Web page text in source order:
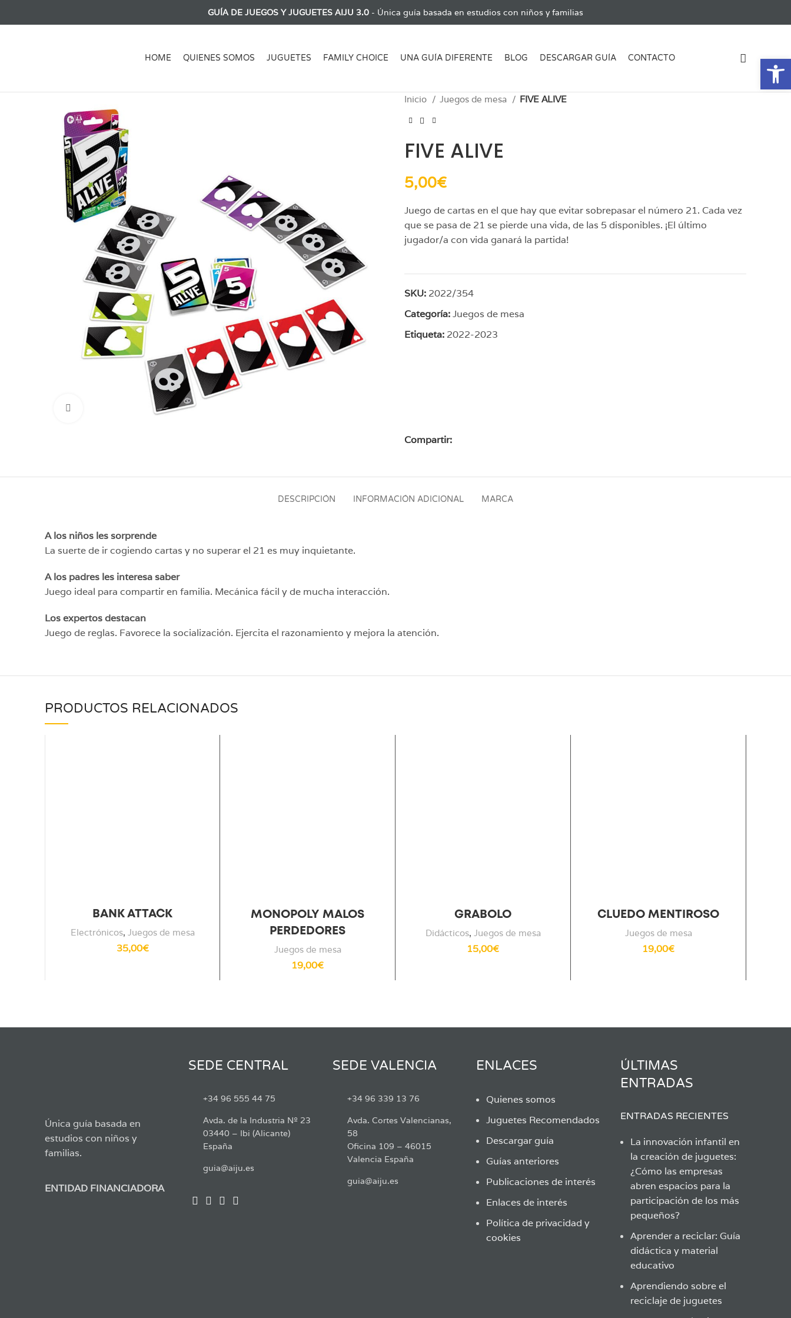
GUÍA DE JUEGOS Y JUGUETES AIJU 3.0 - Única guía basada en estudios con niños y familias
HOME QUIENES SOMOS JUGUETES FAMILY CHOICE UNA GUÍA DIFERENTE BLOG DESCARGAR GUÍA CONTACTO
Click para aumentar
Inicio Juegos de mesa FIVE ALIVE
FIVE ALIVE
5,00€
Juego de cartas en el que hay que evitar sobrepasar el número 21. Cada vez
que se pasa de 21 se pierde una vida, de las 5 disponibles. ¡El último
jugador/a con vida ganará la partida!
SKU: 2022/354
Categoría:Juegos de mesa
Etiqueta: 2022-2023
Compartir:
DESCRIPCIÓN INFORMACIÓN ADICIONAL MARCA
A los niños les sorprende
La suerte de ir cogiendo cartas y no superar el 21 es muy inquietante.
A los padres les interesa saber
Juego ideal para compartir en familia. Mecánica fácil y de mucha interacción.
Los expertos destacan
Juego de reglas. Favorece la socialización. Ejercita el razonamiento y mejora la atención.
PRODUCTOS RELACIONADOS
BANK ATTACK
Electrónicos, Juegos de mesa
35,00€
MONOPOLY MALOS
PERDEDORES
Juegos de mesa
19,00€
GRABOLO
Didácticos, Juegos de mesa
15,00€
CLUEDO MENTIROSO
Juegos de mesa
19,00€
Única guía basada en
estudios con niños y
familias.
ENTIDAD FINANCIADORA
SEDE CENTRAL
+34 96 555 44 75
Avda. de la Industria Nº 23
03440 – Ibi (Alicante)
España
guia@aiju.es
SEDE VALENCIA
+34 96 339 13 76
Avda. Cortes Valencianas,
58
Oficina 109 – 46015
Valencia España
guia@aiju.es
ENLACES
Quienes somos
Juguetes Recomendados
Descargar guía
Guías anteriores
Publicaciones de interés
Enlaces de interés
Política de privacidad y
cookies
ÚLTIMAS
ENTRADAS
ENTRADAS RECIENTES
La innovación infantil en
la creación de juguetes:
¿Cómo las empresas
abren espacios para la
participación de los más
pequeños?
Aprender a reciclar: Guía
didáctica y material
educativo
Aprendiendo sobre el
reciclaje de juguetes